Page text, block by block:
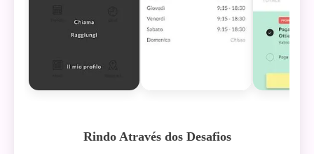
Rindo Através dos Desafios